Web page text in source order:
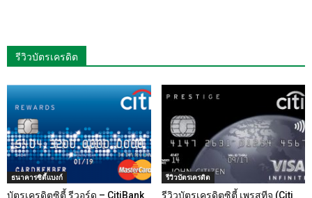
รีวิวบัตรเครดิต
ธนาคารซิตี้แบงก์
บัตรเครดิตซิตี้ รีวอร์ด – CitiBank
รีวิวบัตรเครดิต
รีวิวบัตรเครดิตซิตี้ เพรสทีจ (Citi